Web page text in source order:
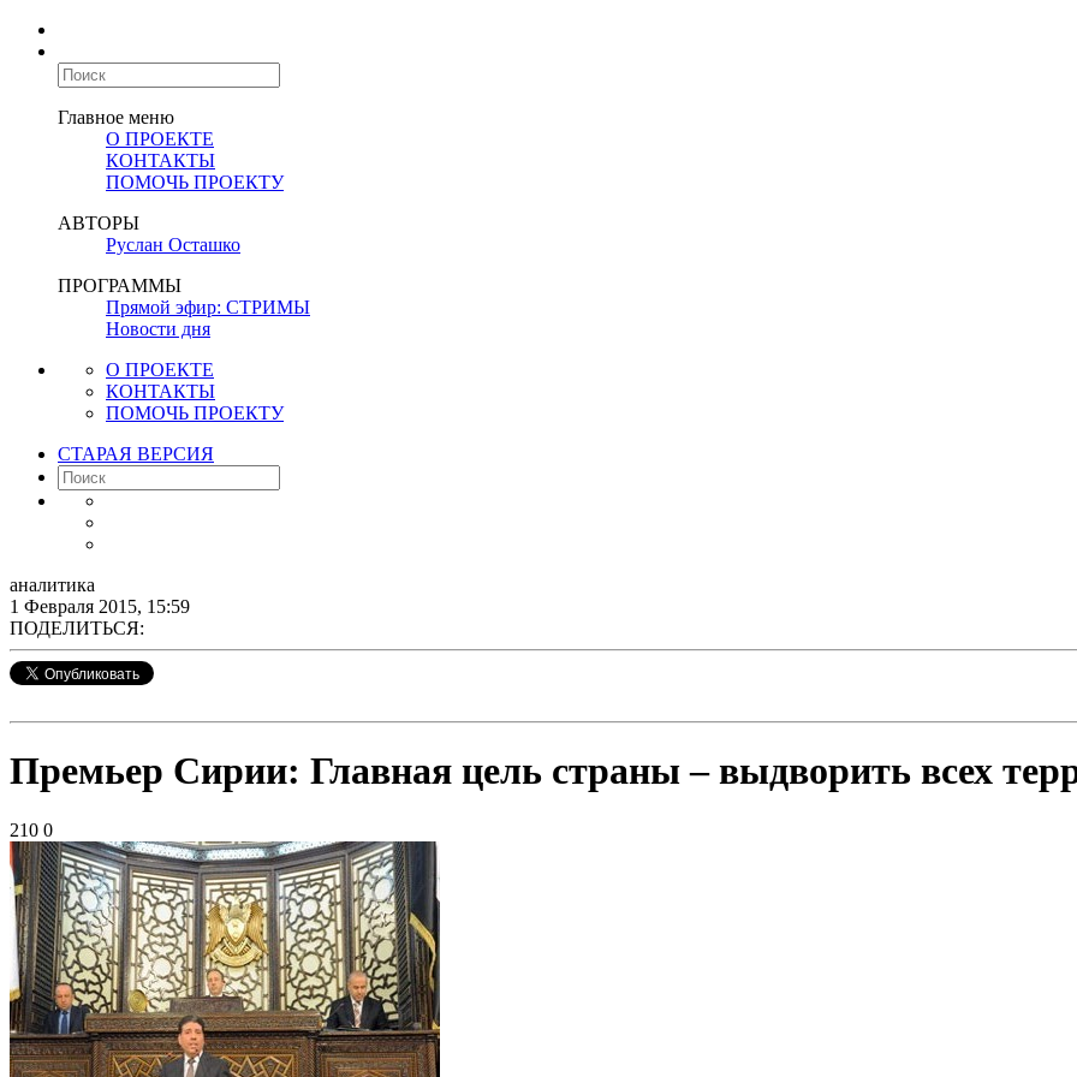
Главное меню
О ПРОЕКТЕ
КОНТАКТЫ
ПОМОЧЬ ПРОЕКТУ
АВТОРЫ
Руслан Осташко
ПРОГРАММЫ
Прямой эфир: СТРИМЫ
Новости дня
О ПРОЕКТЕ
КОНТАКТЫ
ПОМОЧЬ ПРОЕКТУ
СТАРАЯ ВЕРСИЯ
аналитика
1 Февраля 2015, 15:59
ПОДЕЛИТЬСЯ:
Премьер Сирии: Главная цель страны – выдворить всех
210 0